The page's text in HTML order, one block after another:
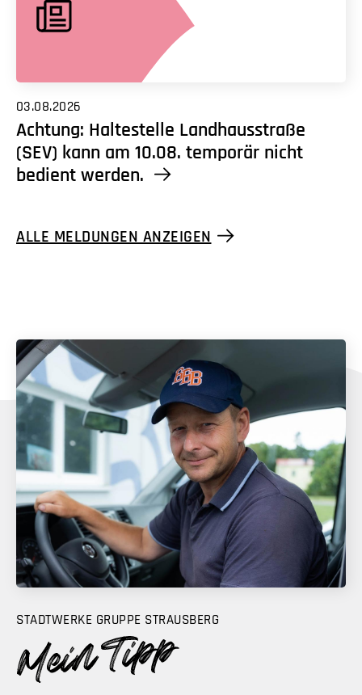
03.08.2026
Achtung: Haltestelle Landhausstraße
(SEV) kann am 10.08. temporär nicht
bedient werden.
ALLE MELDUNGEN ANZEIGEN
STADTWERKE GRUPPE STRAUSBERG